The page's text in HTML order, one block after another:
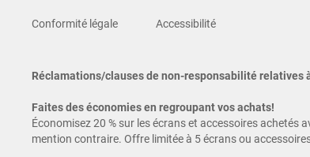
Conformité légale Accessibilité
Réclamations/clauses de non-responsabilité relatives
Faites des économies en regroupant vos achats!
Économisez 20 % sur les écrans et accessoires achetés
mention contraire. Offre limitée à 5 écrans ou